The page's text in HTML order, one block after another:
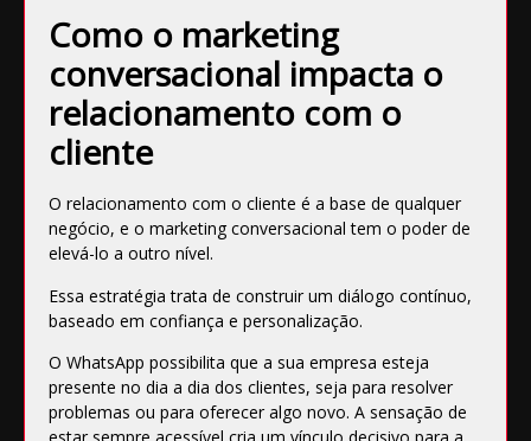
Como o marketing
conversacional impacta o
relacionamento com o
cliente
O relacionamento com o cliente é a base de qualquer
negócio, e o marketing conversacional tem o poder de
elevá-lo a outro nível.
Essa estratégia trata de construir um diálogo contínuo,
baseado em confiança e personalização.
O WhatsApp possibilita que a sua empresa esteja
presente no dia a dia dos clientes, seja para resolver
problemas ou para oferecer algo novo. A sensação de